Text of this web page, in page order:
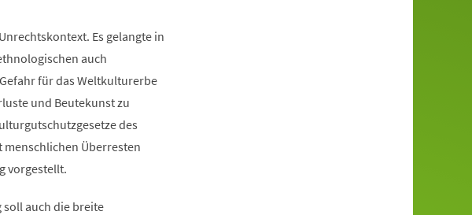
Es gelangte in
auch
für das Weltkulturerbe
und Beutekunst zu
des
menschlichen Überresten
vorgestellt.
soll auch die breite